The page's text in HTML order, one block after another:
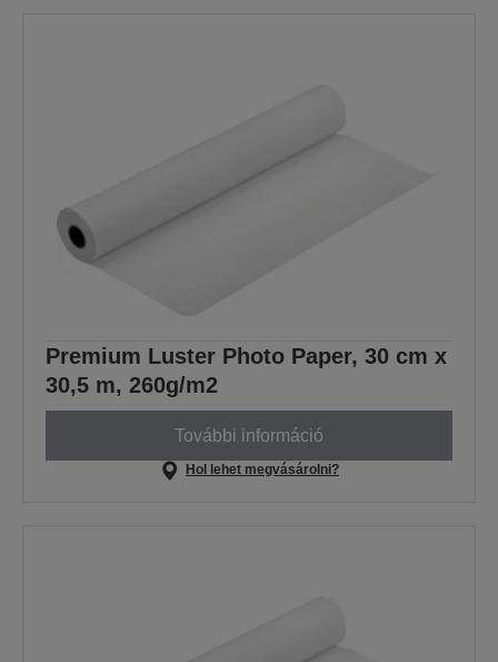
Premium Luster Photo Paper, 30 cm x
30,5 m, 260g/m2
További információ
Hol lehet megvásárolni?